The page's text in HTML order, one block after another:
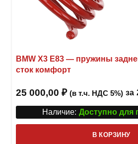
BMW X3 E83 — пружины
сток комфорт
25 000,00 ₽ (в т.ч. НДС 5%) за
Наличие: Доступно для
В КОРЗИНУ